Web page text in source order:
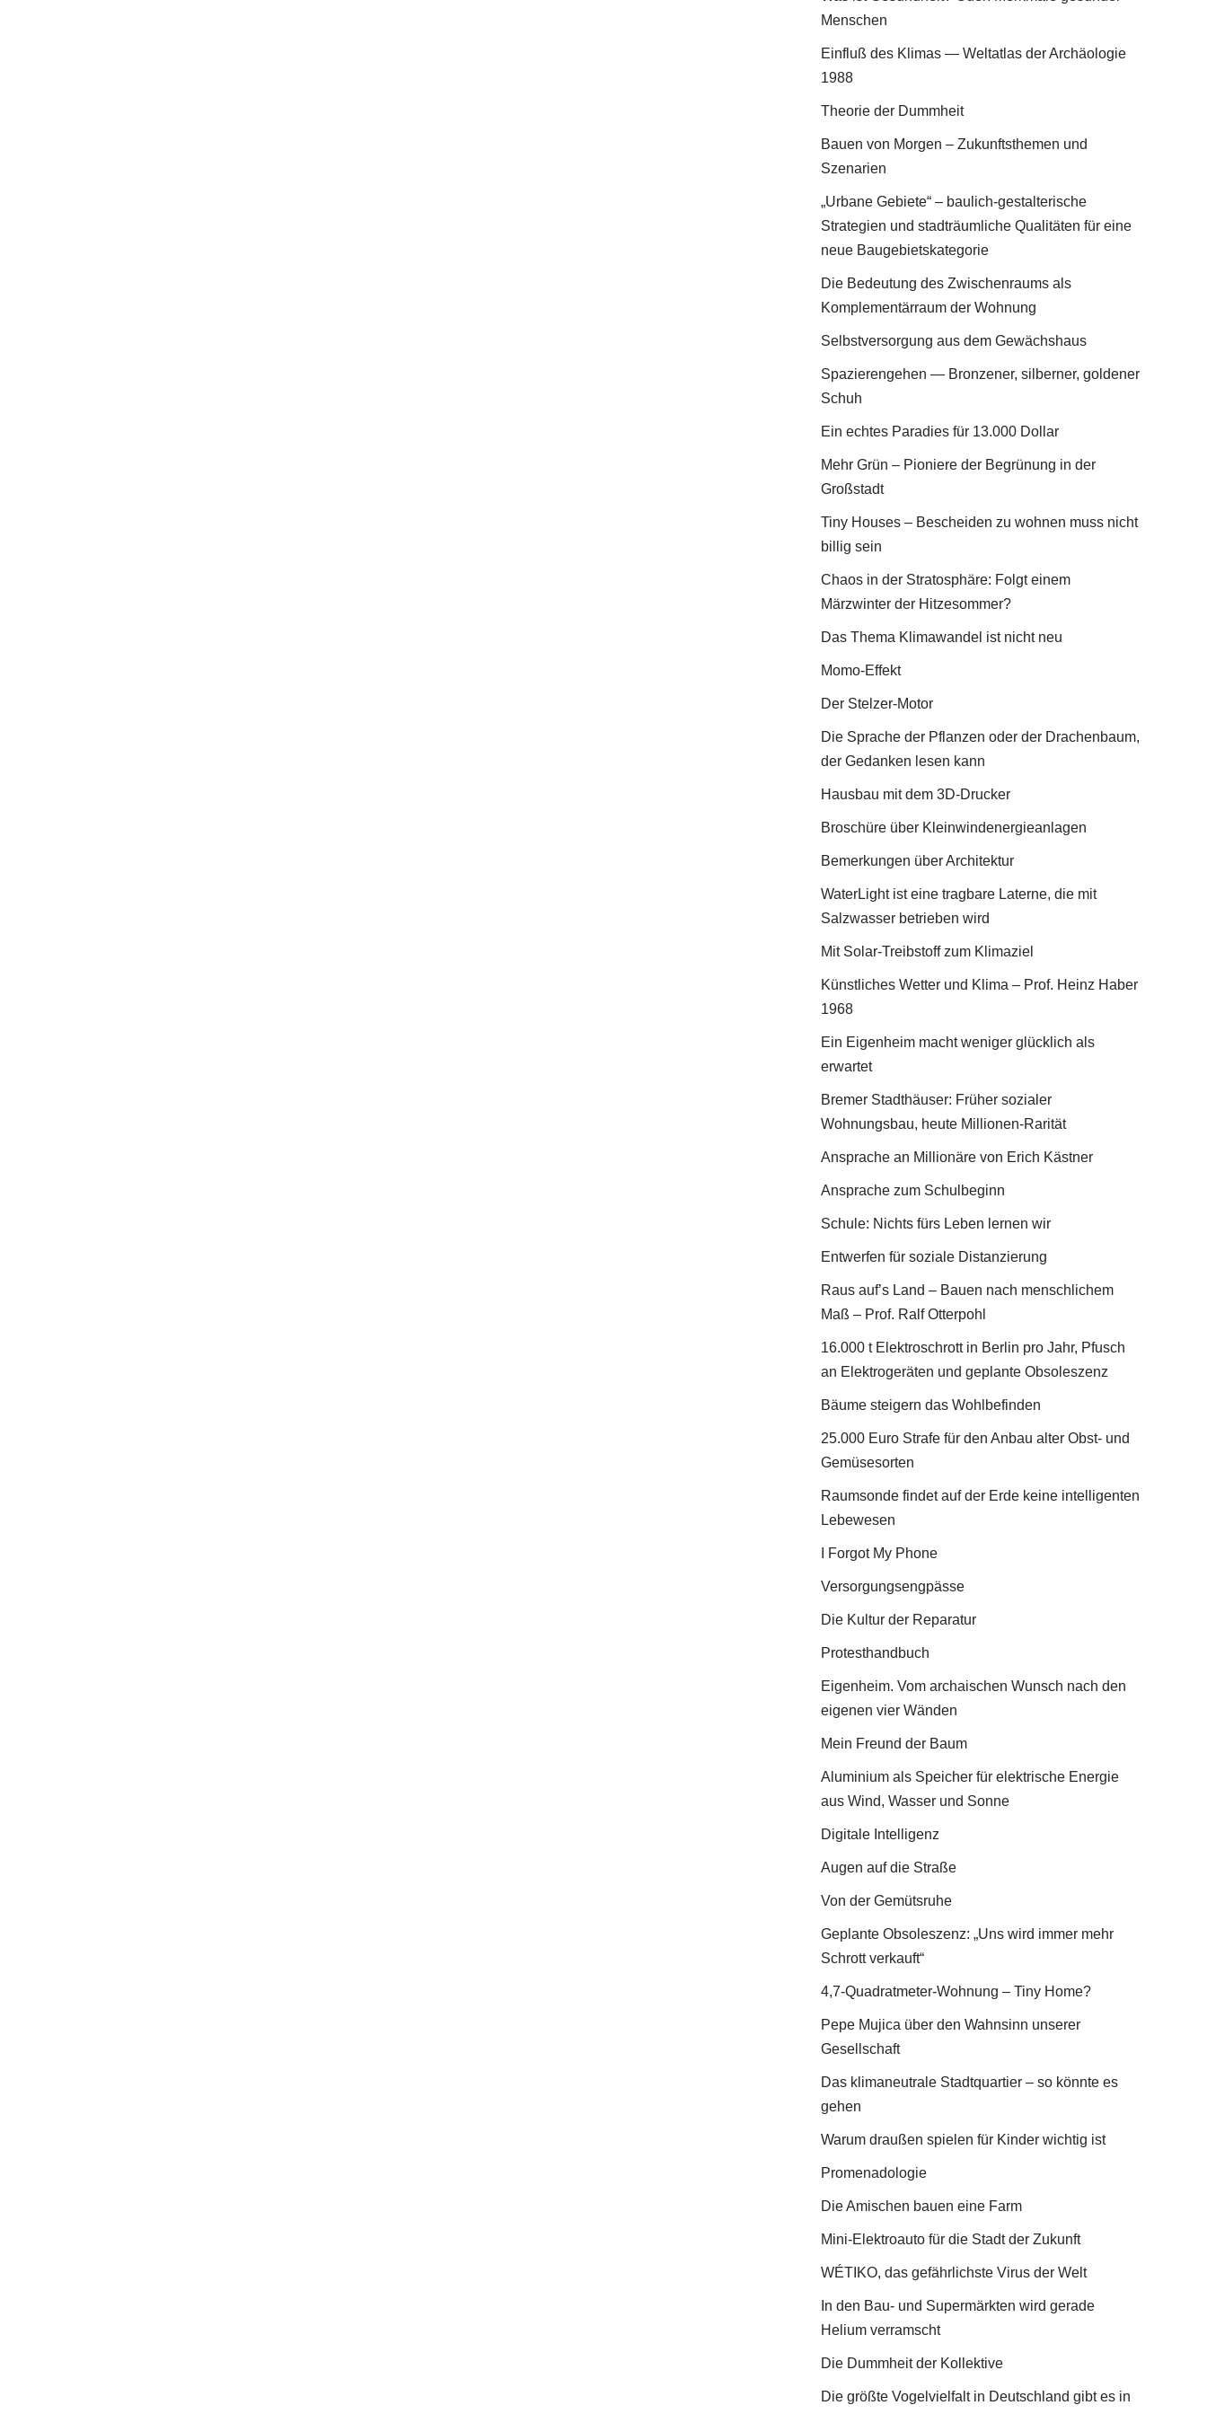
Menschen
Einfluß des Klimas — Weltatlas der Archäologie
1988
Theorie der Dummheit
Bauen von Morgen – Zukunftsthemen und
Szenarien
„Urbane Gebiete“ – baulich-gestalterische
Strategien und stadträumliche Qualitäten für eine
neue Baugebietskategorie
Die Bedeutung des Zwischenraums als
Komplementärraum der Wohnung
Selbstversorgung aus dem Gewächshaus
Spazierengehen — Bronzener, silberner, goldener
Schuh
Ein echtes Paradies für 13.000 Dollar
Mehr Grün – Pioniere der Begrünung in der
Großstadt
Tiny Houses – Bescheiden zu wohnen muss nicht
billig sein
Chaos in der Stratosphäre: Folgt einem
Märzwinter der Hitzesommer?
Das Thema Klimawandel ist nicht neu
Momo-Effekt
Der Stelzer-Motor
Die Sprache der Pflanzen oder der Drachenbaum,
der Gedanken lesen kann
Hausbau mit dem 3D-Drucker
Broschüre über Kleinwindenergieanlagen
Bemerkungen über Architektur
WaterLight ist eine tragbare Laterne, die mit
Salzwasser betrieben wird
Mit Solar-Treibstoff zum Klimaziel
Künstliches Wetter und Klima – Prof. Heinz Haber
1968
Ein Eigenheim macht weniger glücklich als
erwartet
Bremer Stadthäuser: Früher sozialer
Wohnungsbau, heute Millionen-Rarität
Ansprache an Millionäre von Erich Kästner
Ansprache zum Schulbeginn
Schule: Nichts fürs Leben lernen wir
Entwerfen für soziale Distanzierung
Raus auf’s Land – Bauen nach menschlichem
Maß – Prof. Ralf Otterpohl
16.000 t Elektroschrott in Berlin pro Jahr, Pfusch
an Elektrogeräten und geplante Obsoleszenz
Bäume steigern das Wohlbefinden
25.000 Euro Strafe für den Anbau alter Obst- und
Gemüsesorten
Raumsonde findet auf der Erde keine intelligenten
Lebewesen
I Forgot My Phone
Versorgungsengpässe
Die Kultur der Reparatur
Protesthandbuch
Eigenheim. Vom archaischen Wunsch nach den
eigenen vier Wänden
Mein Freund der Baum
Aluminium als Speicher für elektrische Energie
aus Wind, Wasser und Sonne
Digitale Intelligenz
Augen auf die Straße
Von der Gemütsruhe
Geplante Obsoleszenz: „Uns wird immer mehr
Schrott verkauft“
4,7-Quadratmeter-Wohnung – Tiny Home?
Pepe Mujica über den Wahnsinn unserer
Gesellschaft
Das klimaneutrale Stadtquartier – so könnte es
gehen
Warum draußen spielen für Kinder wichtig ist
Promenadologie
Die Amischen bauen eine Farm
Mini-Elektroauto für die Stadt der Zukunft
WÉTIKO, das gefährlichste Virus der Welt
In den Bau- und Supermärkten wird gerade
Helium verramscht
Die Dummheit der Kollektive
Die größte Vogelvielfalt in Deutschland gibt es in